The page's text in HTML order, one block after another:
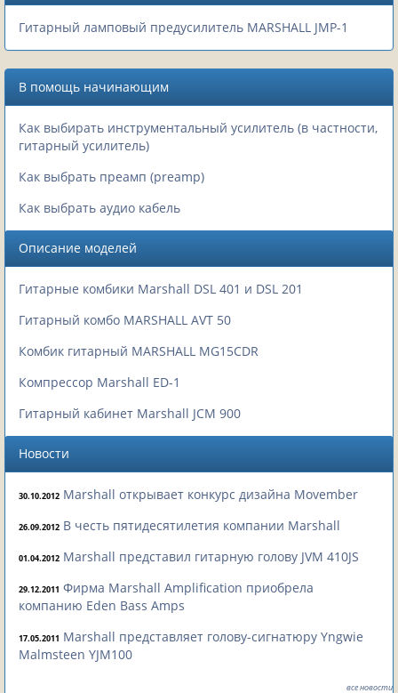
Гитарный ламповый предусилитель MARSHALL JMP-1
В помощь начинающим
Как выбирать инструментальный усилитель (в частности,
гитарный усилитель)
Как выбрать преамп (preamp)
Как выбрать аудио кабель
Описание моделей
Гитарные комбики Marshall DSL 401 и DSL 201
Гитарный комбо MARSHALL AVT 50
Комбик гитарный MARSHALL MG15CDR
Компрессор Marshall ED-1
Гитарный кабинет Marshall JCM 900
Новости
30.10.2012 Marshall открывает конкурс дизайна Movember
26.09.2012 В честь пятидесятилетия компании Marshall
01.04.2012 Marshall представил гитарную голову JVM 410JS
29.12.2011 Фирма Marshall Amplification приобрела
компанию Eden Bass Amps
17.05.2011 Marshall представляет голову-сигнатюру Yngwie
Malmsteen YJM100
все новости